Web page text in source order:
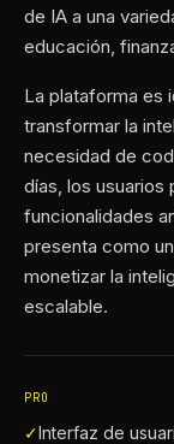
de IA a una
educación,
La plataforma es
transformar la
necesidad de
días, los usuarios
funcionalidades
presenta como
monetizar la
escalable.
PRO
✓Interfaz de